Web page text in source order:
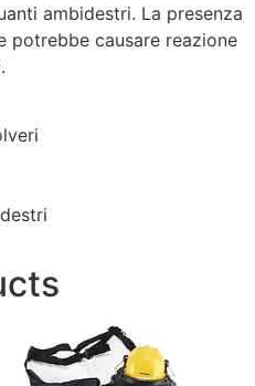
ambidestri. La presenza
potrebbe causare reazione